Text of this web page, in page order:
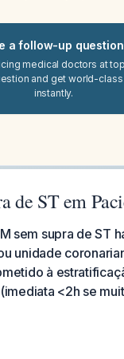
a follow-up
medical doctors at
and get world-
instantly.
de ST em
sem supra de ST
unidade
à
<2h se